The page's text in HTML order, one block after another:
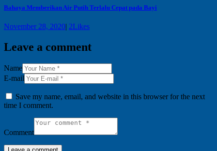
Bahaya Memberikan Air Putih Terlalu Cepat pada Bayi
November 28, 2020| 2Likes
Leave a comment
Name
E-mail
Save my name, email, and website in this browser for the next
time I comment.
Comment